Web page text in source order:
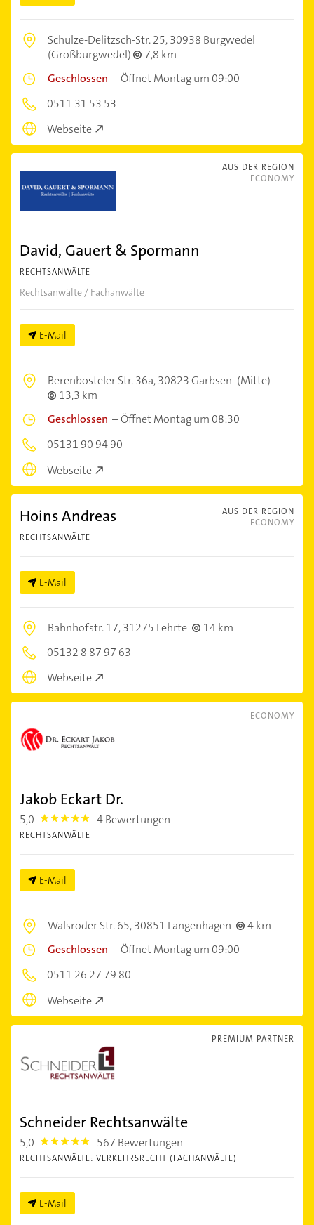
Schulze-Delitzsch-Str. 25,30938 Burgwedel
(Großburgwedel)
7,8 km
Geschlossen –Öffnet Montag um 09:00
0511 31 53 53
Webseite
AUS DER REGION
ECONOMY
David, Gauert & Spormann
RECHTSANWÄLTE
Rechtsanwälte / Fachanwälte
E-Mail
Berenbosteler Str. 36a,30823 Garbsen (Mitte)
13,3 km
Geschlossen –Öffnet Montag um 08:30
05131 90 94 90
Webseite
AUS DER REGION
ECONOMY
Hoins Andreas
RECHTSANWÄLTE
E-Mail
Bahnhofstr. 17,31275 Lehrte
14 km
05132 8 87 97 63
Webseite
ECONOMY
Jakob Eckart Dr.
5,0 5.0 4 Bewertungen
RECHTSANWÄLTE
E-Mail
Walsroder Str. 65,30851 Langenhagen
4 km
Geschlossen –Öffnet Montag um 09:00
0511 26 27 79 80
Webseite
PREMIUM PARTNER
Schneider Rechtsanwälte
5,0 5.0 567 Bewertungen
RECHTSANWÄLTE: VERKEHRSRECHT (FACHANWÄLTE)
E-Mail